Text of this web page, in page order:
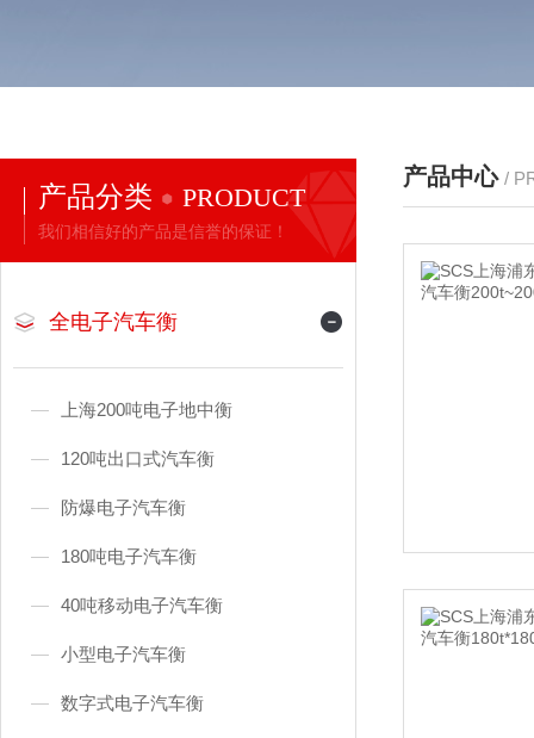
产品分类 PRODUCT
我们相信好的产品是信誉的保证！
全电子汽车衡
上海200吨电子地中衡
120吨出口式汽车衡
防爆电子汽车衡
180吨电子汽车衡
40吨移动电子汽车衡
小型电子汽车衡
数字式电子汽车衡
产品中心 /